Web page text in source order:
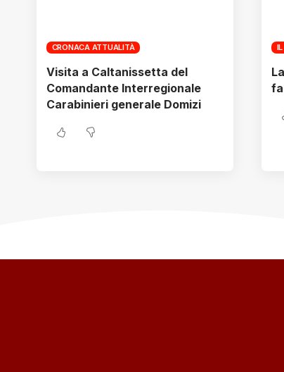
CRONACA ATTUALITÀ
Visita a Caltanissetta del
Comandante Interregionale
Carabinieri generale Domizi